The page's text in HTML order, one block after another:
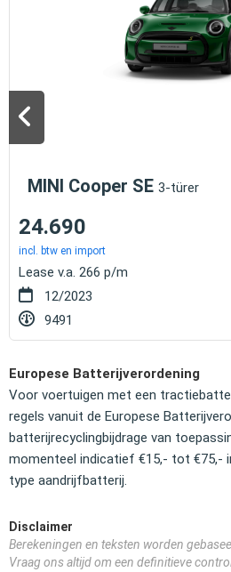
MINI Cooper SE 3-türer
24.690
incl. btw en import
Lease v.a. 266 p/m
12/2023
9491
Europese Batterijverordening
Voor voertuigen met een
regels vanuit de Europese
batterijrecyclingbijdrage van
momenteel indicatief €15,- tot €75,-
type aandrijfbatterij.
Disclaimer
Berekeningen en teksten worden
Vraag ons altijd om een definitieve